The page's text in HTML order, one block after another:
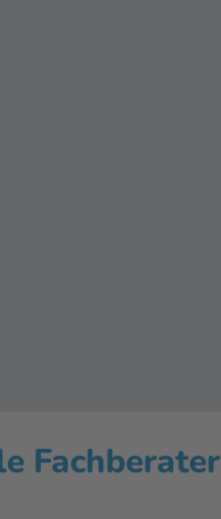
Fachberater